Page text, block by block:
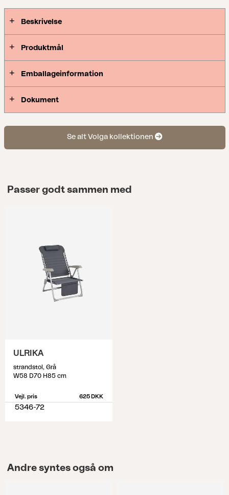
Beskrivelse
Produktmål
Emballageinformation
Dokument
Se alt Volga kollektionen
Passer godt sammen med
ULRIKA
strandstol, Grå
W58 D70 H85 cm
Vejl. pris 625 DKK
5346-72
Andre syntes også om